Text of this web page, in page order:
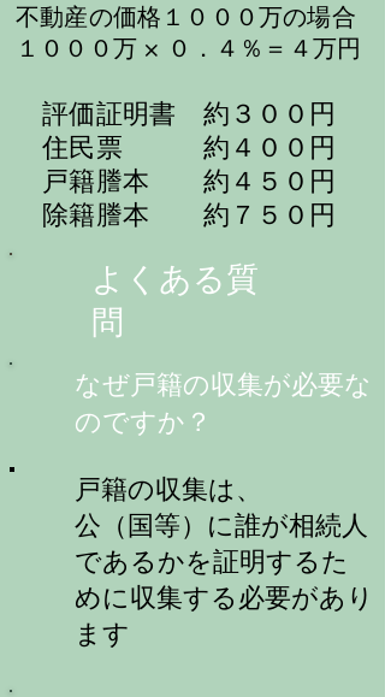
不動産の価格１０００万の場合
１０００万 × ０．４％ ＝４万円
評価証明書 約３００円
​ 住民票 約４００円
戸籍謄本 約４５０円
​ 除籍謄本 約７５０円
​よくある質
問
​なぜ戸籍の収集が必要な
のですか？
​戸籍の収集は、
公（国等）に誰が相続人
であるかを証明するた
めに収集する必要があり
ます